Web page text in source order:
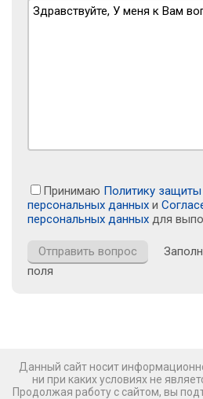
Принимаю Политику
персональных данных и
персональных данных для
поля
Данный сайт носит
ни при каких условиях не
Продолжая работу с сайтом, вы